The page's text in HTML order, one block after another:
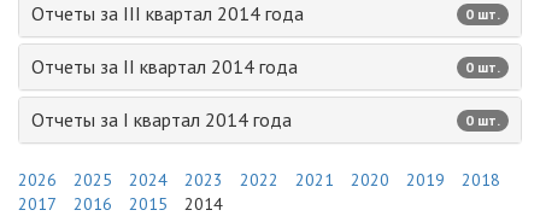
Отчеты за III квартал 2014 года 0 шт.
Отчеты за II квартал 2014 года 0 шт.
Отчеты за I квартал 2014 года 0 шт.
2026 2025 2024 2023 2022 2021 2020 2019
2018
2017
2016 2015 2014